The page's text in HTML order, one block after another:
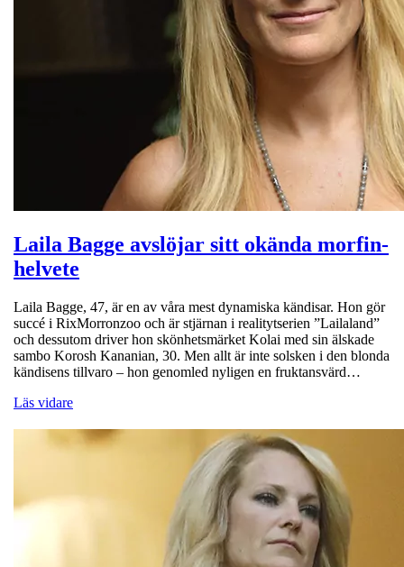
Laila Bagge avslöjar sitt okända morfin-
helvete
Laila Bagge, 47, är en av våra mest dynamiska kändisar. Hon gör
succé i RixMorronzoo och är stjärnan i realitytserien ”Lailaland”
och dessutom driver hon skönhetsmärket Kolai med sin älskade
sambo Korosh Kananian, 30. Men allt är inte solsken i den blonda
kändisens tillvaro – hon genomled nyligen en fruktansvärd…
Läs vidare